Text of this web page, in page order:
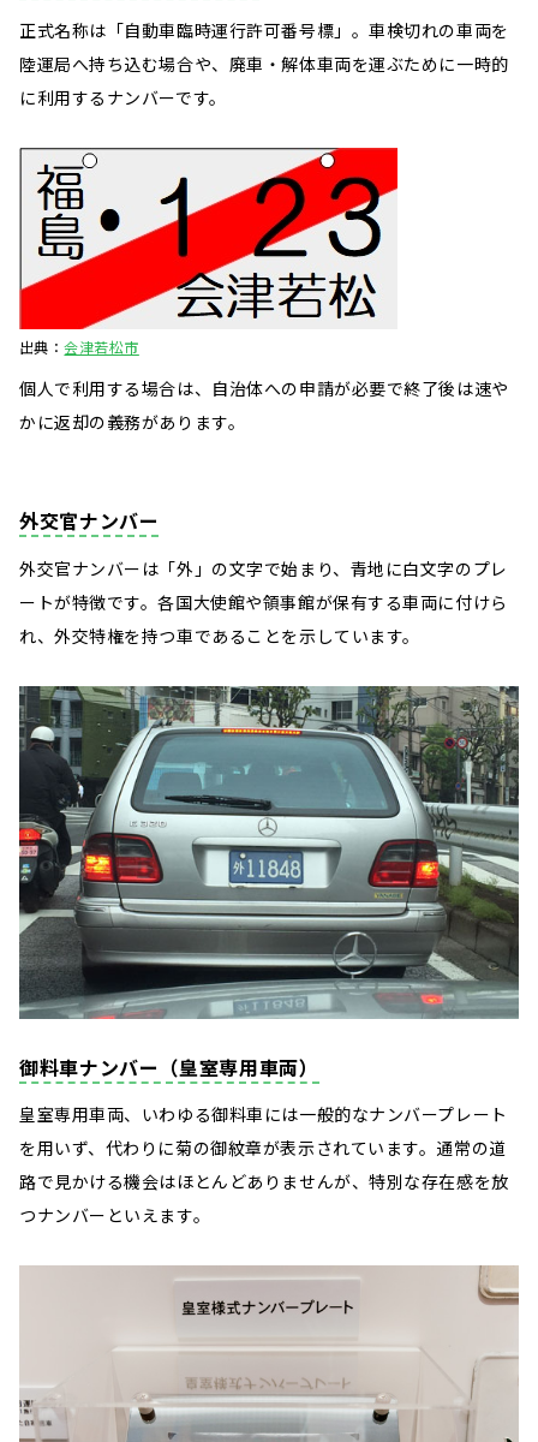
正式名称は「自動車臨時運行許可番号標」。車検切れの車両を
陸運局へ持ち込む場合や、廃車・解体車両を運ぶために一時的
に利用するナンバーです。
出典：会津若松市
個人で利用する場合は、自治体への申請が必要で終了後は速や
かに返却の義務があります。
外交官ナンバー
外交官ナンバーは「外」の文字で始まり、青地に白文字のプレ
ートが特徴です。各国大使館や領事館が保有する車両に付けら
れ、外交特権を持つ車であることを示しています。
御料車ナンバー（皇室専用車両）
皇室専用車両、いわゆる御料車には一般的なナンバープレート
を用いず、代わりに菊の御紋章が表示されています。通常の道
路で見かける機会はほとんどありませんが、特別な存在感を放
つナンバーといえます。